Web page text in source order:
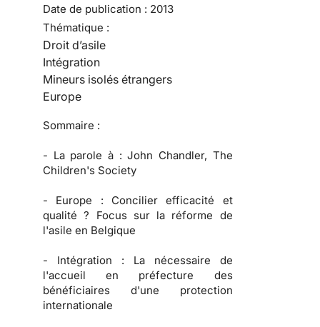
Date de publication : 2013
Thématique :
Droit d’asile
Intégration
Mineurs isolés étrangers
Europe
Sommaire :
- La parole à : John Chandler, The
Children's Society
- Europe : Concilier efficacité et
qualité ? Focus sur la réforme de
l'asile en Belgique
- Intégration : La nécessaire de
l'accueil en préfecture des
bénéficiaires d'une protection
internationale